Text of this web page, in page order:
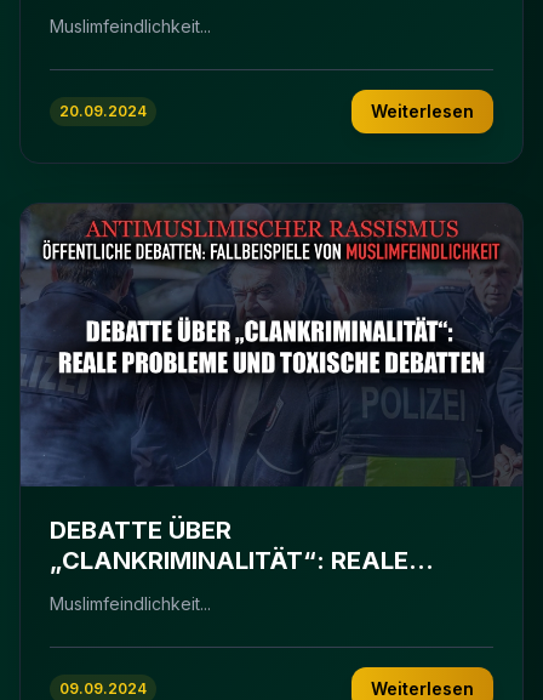
Muslimfeindlichkeit...
20.09.2024 Weiterlesen
DEBATTE ÜBER
„CLANKRIMINALITÄT“: REALE
PROBLEME UND TOXISCHE
Muslimfeindlichkeit...
09.09.2024 Weiterlesen